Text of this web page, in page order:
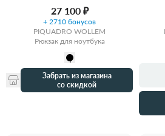
27 100 ₽
+ 2710 бонусов
PIQUADRO WOLLEM
Рюкзак для ноутбука
Забрать из магазина
со скидкой